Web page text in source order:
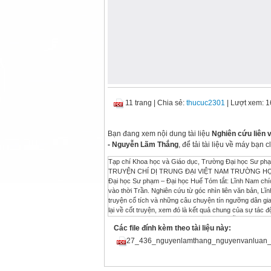
11 trang Chia sẻ: thucuc2301 | Lượt xem:
Bạn đang xem nội dung tài liệu Nghiên cứu liên
- Nguyễn Lãm Thắng, để tải tài liệu về máy bạn
Tạp chí Khoa học và Giáo dục, Trường Đại học Sư phạm Huế ISSN 1859-1612, Số 02(34)/2015: tr. 33-43 NGHIÊN CỨU LIÊN VĂN BẢN TRUYỆN CHÍ DỊ TRUNG ĐẠI VIỆT NAM TRƯỜNG HỢP LĨNH NAM CHÍCH QUÁI NGUYỄN LÃM THẮNG - NGUYỄN VĂN LUÂN Trường Đại học Sư phạm – Đại học Huế Tóm tắt: Lĩnh Nam chích quái (Trần Thế Pháp) là tập truyện chí dị đặc sắc thời trung đại Việt Nam, ra đời vào thời Trần. Nghiên cứu từ góc nhìn liên văn bản, Lĩnh Nam chích quái bộc lộ những giá trị độc đáo của mình thông qua mối quan hệ với truyện cổ tích và những câu chuyện tín ngưỡng dân gian. Trong quan hệ với truyện cổ tích, nghiên cứu của chúng tôi phát hiện những lặp lại về cốt truyện, xem đó là kết quả chung của sự tác động bởi tâm thức cộng đồng cùng sự vay mượn của Trần Thế Pháp từ các truyện kể dân gian, đa phần là những chuyện về lễ tục tồn tại dưới dạng các văn bản xã hội: lưu truyền, hòa vào đời sống, ít lưu thành văn bản viết. Trong quan hệ với các văn bản xã hội như vậy, Lĩnh Nam chích quái lưu lại các mảnh chuyện, các tình tiết vụn mà bản thân tác giả cũng không thể xác định văn bản nguồn đích thực của nó: chi tiết về các lễ tục: Lễ tế cây, Lễ tắm Phật, thờ Phật mẫu; chi tiết mang màu sắc linh thiêng: thánh bay về trời. Liên văn bản, ở trường hợp này, là văn bản hóa một cách vô thức các chi tiết trong vô vàn văn bản đã tồn tại được nhà văn tiếp nhận trong quá trình sống trải. Từ khóa: lý thuyết liên văn bản, truyện chí dị, trung đại, Việt Nam, Lĩnh Nam chích quái 1. LÝ THUYẾT LIÊN VĂN BẢN VÀ KHẢ NĂNG ỨNG DỤNG NGHIÊN CỨU TRUYỆN CHÍ DỊ TRUNG ĐẠI VIỆT NAM 1.1. Khái lược lý thuyết Liên văn bản “Tính liên văn bản” - cách dịch Việt ngữ thông dụng của thuật ngữ “intertextuality”, được đề xuất bởi nhà lý luận người Pháp Julia Kristeva, năm 1966 – 1967, trong bài viết giới thiệu tư tưởng của nhà lý luận Nga: M. Bakhtin: “Word, Dialogue and Novel” (Ngôn từ, đối thoại và tiểu thuyết). Ban đầu, Julia Kristeva dùng “intertextuality” thay thế cho cách gọi “tính đối thoại” vốn được quen dùng cho tư tưởng của M. Bakhtin. Kristeva đã đặt một văn bản trong mối quan hệ không thể tách rời với vô số các văn bản khác. Bà nhấn mạnh đến hai trục quan hệ liên văn bản: trục ngang (horizontal axis): quan hệ giữa tác giả với độc giả và, trục đứng (vertical axis): quan hệ giữa văn bản với vô số văn bản khác. Bà phân biệt đặc tính quan hệ văn bản của “intertextuality” với các kiểu quan hệ nguồn gốc, ảnh hưởng bằng cách đề xuất khái niệm “transposition” (sự chuyển vị). Quan hệ liên văn bản giữa các văn bản, như vậy, là sự chuyển vị từ hệ thống kí hiệu này vào hệ thống kí hiệu khác, tạo thành cấu trúc mới và kéo theo những cách hiểu mới. Ở điểm này, Julia Kristeva được coi như một nhà giải cấu trúc. 34 NGUYỄN LÃM THẮNG – NGUYỄN VĂN LUÂN Tuy khái niệm “Intertextuality” được khởi đi từ J. Kristeva, nhưng trước bà khá lâu, đã được đặt ra bởi những người Nga. Các nhà Hình thức luận (Formalism) Nga nhận thấy mối liên hệ tất yếu trong hệ thống tác phẩm. Trong khi M. Bakhtin coi mỗi lời nói ra đều mang dấu ấn xã hội và nằm trong một mạng lưới vô vàn những lời khác; trong mạng lưới ấy “Bất kì lời nói nào cũng nhằm để được đáp lại và không thể tránh khỏi ảnh hưởng sâu xa của lời đáp” [1, tr. 110]. Từ khi xuất hiện, thuật ngữ “intertextuality” được sử dụng, diễn giải hết sức phong phú qua hệ thống tư tưởng của nhiều nhà lý thuyết: R. Bathes, J. Derrida, M. Foucault, Gérard Genette, Michael Riffaterre với những quan điểm dị biệt, phức tạp. Trong số đó, R. Bathes có lẽ là người có đóng góp lớn hơn cả cho việc phát triển ý niệm về tính liên văn bản. Ông cho rằng, mỗi văn bản được viết ra là một không gian đa chiều kích mà ở đó, hội tụ rất nhiều những văn bản khác thuộc những nền văn hóa khác nhau. Trong mối quan hệ này, mỗi văn bản mang tính chất “ở giữa” (the between-ness). Không một văn bản nào là độc sáng cả. Tìm hiểu ý nghĩa một văn bản, do đó, buộc lòng phải đặt vào mối quan hệ của các văn bản khác,
Các file đính kèm theo tài liệu này: